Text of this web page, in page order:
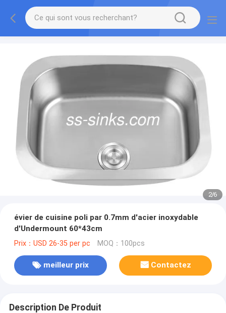
2/6
évier de cuisine poli par 0.7mm d'acier inoxydable
d'Undermount 60*43cm
Prix：USD 26-35 per pc MOQ：100pcs
meilleur prix Contactez
Description De Produit